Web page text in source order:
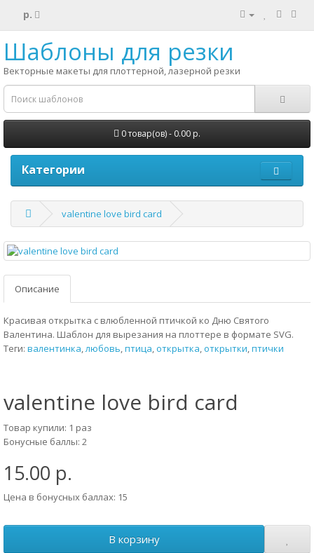
р.
Шаблоны для резки
Векторные макеты для плоттерной, лазерной резки
0 товар(ов) - 0.00 р.
Категории
valentine love bird card
Описание
Красивая открытка с влюбленной птичкой ко Дню Святого
Валентина. Шаблон для вырезания на плоттере в формате SVG.
Теги: валентинка,любовь,птица,открытка,открытки,птички
valentine love bird card
Товар купили: 1 раз
Бонусные баллы: 2
15.00 р.
Цена в бонусных баллах: 15
В корзину